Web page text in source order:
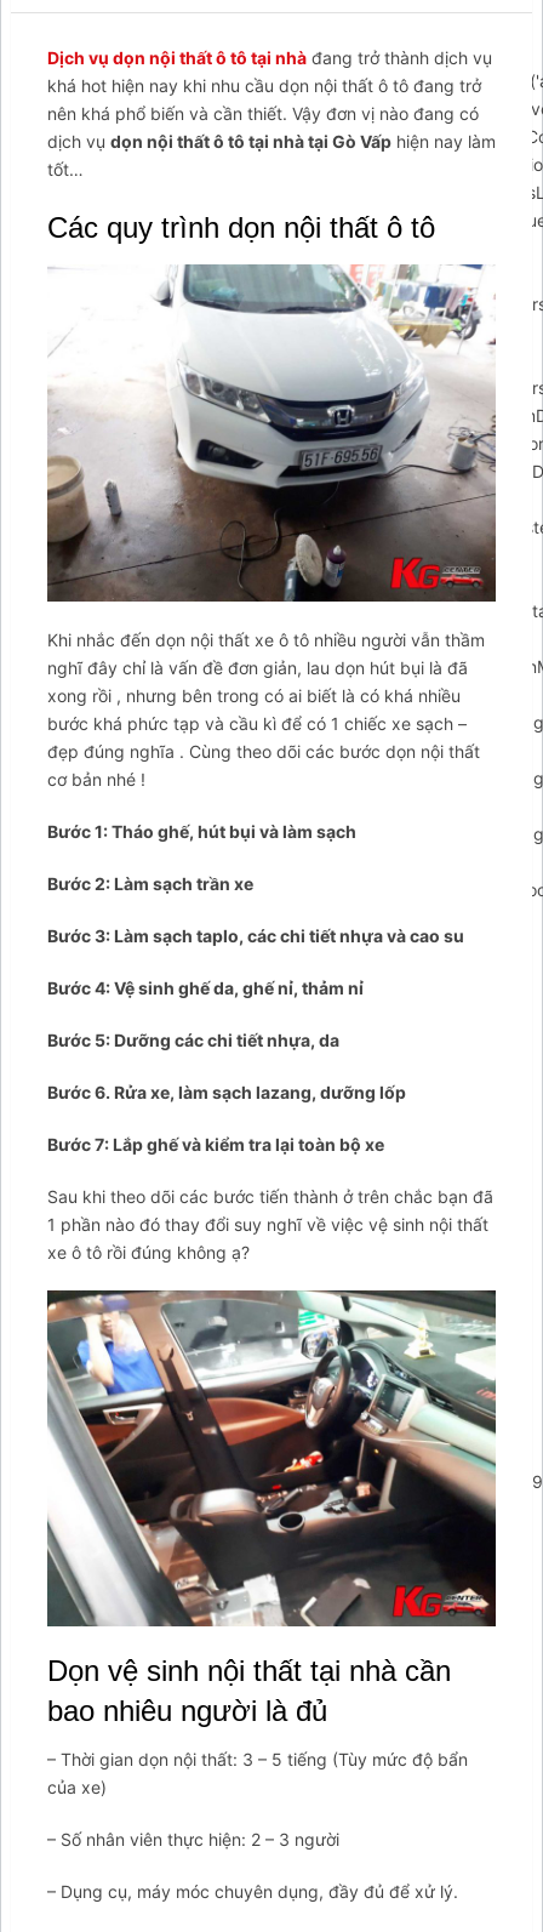
Dịch vụ dọn nội thất ô tô tại nhàđang trở thành dịch vụ
khá hot hiện nay khi nhu cầu dọn nội thất ô tô đang trở
nên khá phổ biến và cần thiết. Vậy đơn vị nào đang có
dịch vụ dọn nội thất ô tô tại nhà tại Gò Vấphiện nay làm
tốt…
Các quy trình dọn nội thất ô tô
Khi nhắc đến dọn nội thất xe ô tô nhiều người vẫn thầm
nghĩ đây chỉ là vấn đề đơn giản, lau dọn hút bụi là đã
xong rồi , nhưng bên trong có ai biết là có khá nhiều
bước khá phức tạp và cầu kì để có 1 chiếc xe sạch –
đẹp đúng nghĩa . Cùng theo dõi các bước dọn nội thất
cơ bản nhé !
Bước 1: Tháo ghế, hút bụi và làm sạch
Bước 2: Làm sạch trần xe
Bước 3: Làm sạch taplo, các chi tiết nhựa và cao su
Bước 4: Vệ sinh ghế da, ghế nỉ, thảm nỉ
Bước 5: Dưỡng các chi tiết nhựa, da
Bước 6. Rửa xe, làm sạch lazang, dưỡng lốp
Bước 7: Lắp ghế và kiểm tra lại toàn bộ xe
Sau khi theo dõi các bước tiến thành ở trên chắc bạn đã
1 phần nào đó thay đổi suy nghĩ về việc vệ sinh nội thất
xe ô tô rồi đúng không ạ?
Dọn vệ sinh nội thất tại nhà cần
bao nhiêu người là đủ
– Thời gian dọn nội thất: 3 – 5 tiếng (Tùy mức độ bẩn
của xe)
– Số nhân viên thực hiện: 2 – 3 người
– Dụng cụ, máy móc chuyên dụng, đầy đủ để xử lý.
body=document.getElementsByTagName('body')
form-callback form')){document.querySelector('#arcu-
form-callback
if(document.querySelector('#arcu-form-email form'))
{document.querySelector('#arcu-form-email
{if(event.detail.data&&event.detail.data.message)
{clearTimeout(closePopupTimeout);});if(arCuClosedCookie)
{return false;}
{arCuCreateCookie('arcumenu-
{clearTimeout(_arCuTimeOut);if(!arCuPromptClosed)
{clearTimeout(_arCuTimeOut);if(!arCuPromptClosed)
7';arcItem.class='msg-item-phone';arcItem.title="Gọi cho
arcItem={};arcItem.id='msg-item-11';arcItem.class='msg-
item-zalo';arcItem.title="Nhắn tin Zalo";arcItem.icon='